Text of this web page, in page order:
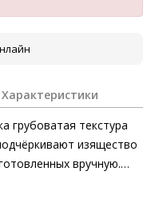
Характеристики
грубоватая текстура
изящество
вручную.
времени и трендов –
наряды ещё не один